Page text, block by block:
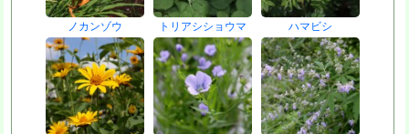
ノカンゾウ トリアシショウマ ハマビシ